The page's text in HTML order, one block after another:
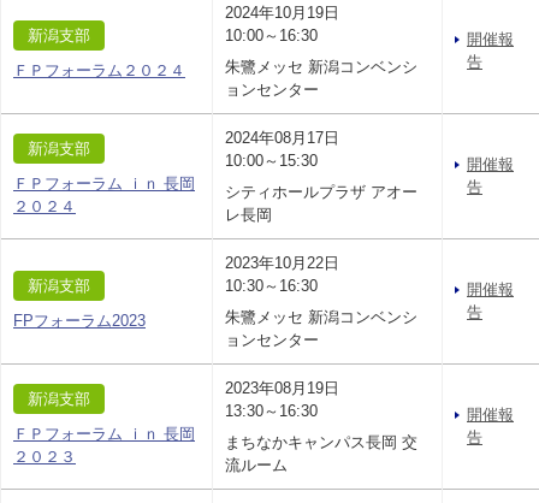
新潟支部
ＦＰフォーラム２０２４
2024年10月19日
10:00～16:30
朱鷺メッセ 新潟コンベンシ
ョンセンター
開催報
告
新潟支部
ＦＰフォーラム ｉｎ 長岡
２０２４
2024年08月17日
10:00～15:30
シティホールプラザ アオー
レ長岡
開催報
告
新潟支部
FPフォーラム2023
2023年10月22日
10:30～16:30
朱鷺メッセ 新潟コンベンシ
ョンセンター
開催報
告
新潟支部
ＦＰフォーラム ｉｎ 長岡
２０２３
2023年08月19日
13:30～16:30
まちなかキャンパス長岡 交
流ルーム
開催報
告